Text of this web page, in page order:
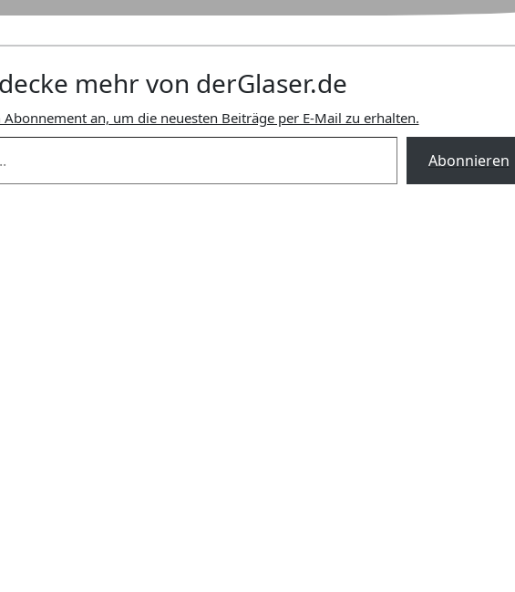
mehr von derGlaser.de
Abonnement an, um die neuesten Beiträge per E-Mail zu erhalten.
Abonnieren